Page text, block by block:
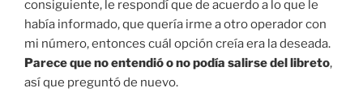
consiguiente, le respondí que de acuerdo a lo que le
había informado, que quería irme a otro operador con
mi número, entonces cuál opción creía era la deseada.
Parece que no entendió o no podía salirse del libreto,
así que preguntó de nuevo.